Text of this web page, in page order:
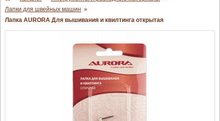
Лапки для швейных машин »
Лапка AURORA Для вышивания и квилтинга открытая